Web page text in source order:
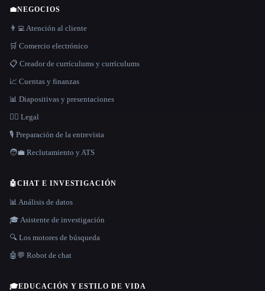
💼NEGOCIOS
👨‍💻 Atención al cliente
🛒 Comercio electrónico
📋 Creador de currículums y currículums
📈 Cuentas y finanzas
📊 Diapositivas y presentaciones
👩‍⚖️ Legal
🎙️ Preparación de la entrevista
🧑‍💼 Reclutamiento y ATS
🤖CHAT E INVESTIGACIÓN
📊 Análisis de datos
🎓 Asistente de investigación
🔍 Los motores de búsqueda
🤖💬 Robot de chat
🎓EDUCACIÓN Y ESTILO DE VIDA